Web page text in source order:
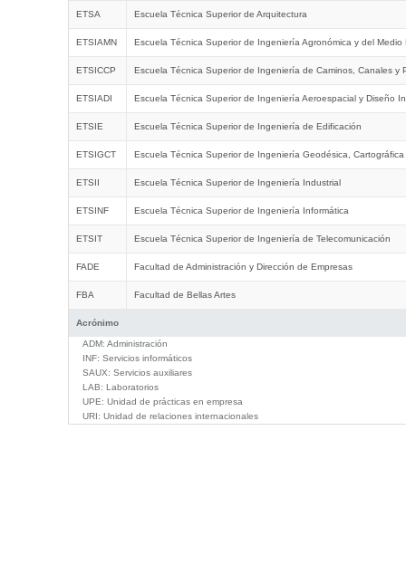
Acrónimo
ETSA Escuela Técnica Superior de Arquitectura
ETSIAMN Escuela Técnica Superior de Ingeniería Agronómica y del Medio
ETSICCP Escuela Técnica Superior de Ingeniería de Caminos, Canales y
ETSIADI Escuela Técnica Superior de Ingeniería Aeroespacial y Diseño
ETSIE Escuela Técnica Superior de Ingeniería de Edificación
ETSIGCT Escuela Técnica Superior de Ingeniería Geodésica, Cartográfica
ETSII Escuela Técnica Superior de Ingeniería Industrial
ETSINF Escuela Técnica Superior de Ingeniería Informática
ETSIT Escuela Técnica Superior de Ingeniería de Telecomunicación
FADE Facultad de Administración y Dirección de Empresas
FBA Facultad de Bellas Artes
ADM: Administración
INF: Servicios informáticos
SAUX: Servicios auxiliares
LAB: Laboratorios
UPE: Unidad de prácticas en empresa
URI: Unidad de relaciones internacionales